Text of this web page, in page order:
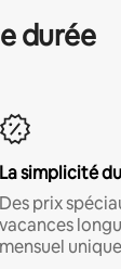
durée
La simplicité
Des prix
vacances
mensuel